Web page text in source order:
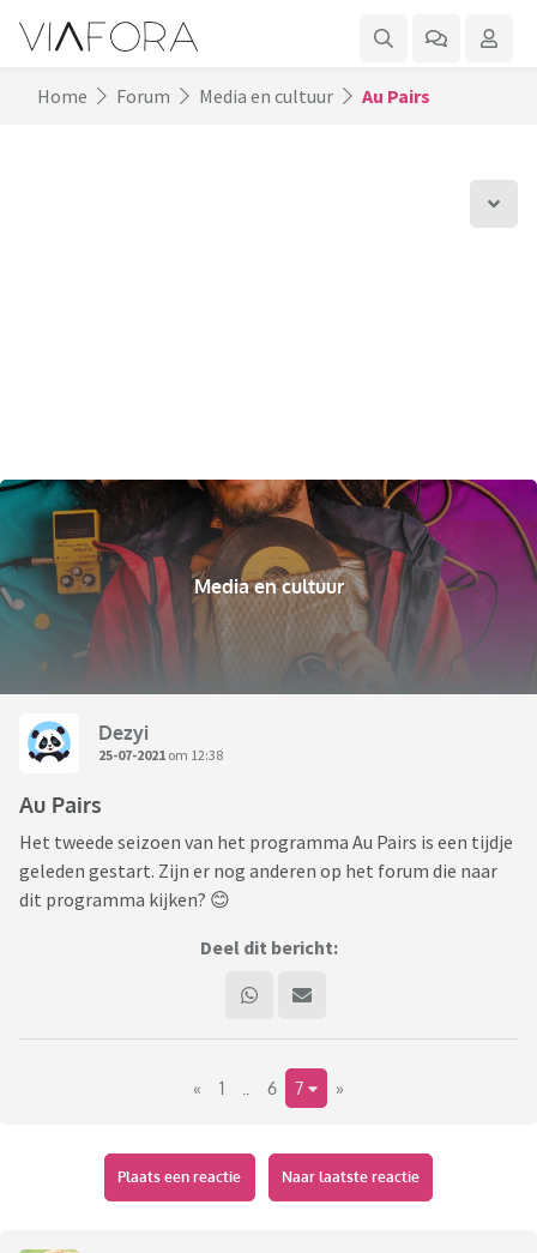
Home Forum Media en cultuur Au Pairs
Media en cultuur
Dezyi
25-07-2021 om 12:38
Au Pairs
Het tweede seizoen van het programma Au Pairs is een tijdje
geleden gestart. Zijn er nog anderen op het forum die naar
dit programma kijken? 😊
Deel dit bericht:
« 1 6 7 »
Plaats een reactie Naar laatste reactie